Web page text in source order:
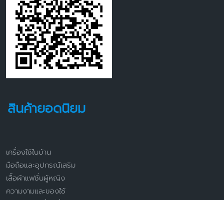
สินค้ายอดนิยม
เครื่องใช้ในบ้าน
มือถือและอุปกรณ์เสริม
เสื้อผ้าแฟชั่นผู้หญิง
ความงามและของใช้